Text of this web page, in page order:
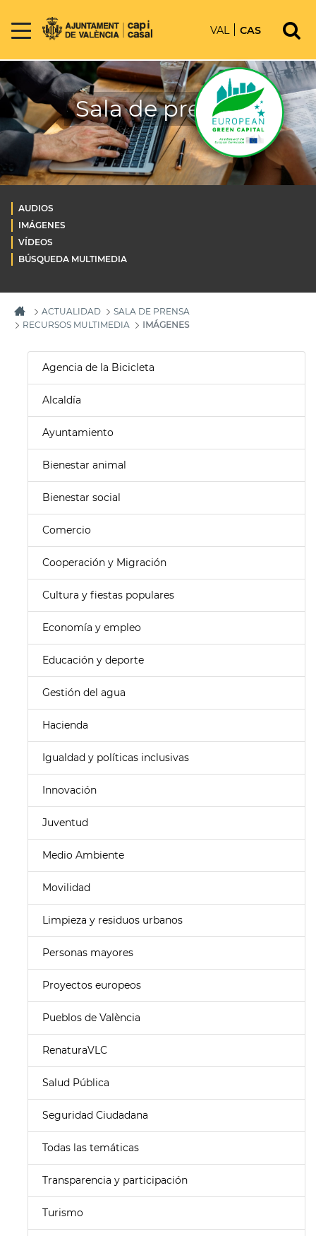
VAL CAS
Sala de prensa
AUDIOS
IMÁGENES
VÍDEOS
BÚSQUEDA MULTIMEDIA
ACTUALIDAD
SALA DE PRENSA
RECURSOS MULTIMEDIA
IMÁGENES
Agencia de la Bicicleta
Alcaldía
Ayuntamiento
Bienestar animal
Bienestar social
Comercio
Cooperación y Migración
Cultura y fiestas populares
Economía y empleo
Educación y deporte
Gestión del agua
Hacienda
Igualdad y políticas inclusivas
Innovación
Juventud
Medio Ambiente
Movilidad
Limpieza y residuos urbanos
Personas mayores
Proyectos europeos
Pueblos de València
RenaturaVLC
Salud Pública
Seguridad Ciudadana
Todas las temáticas
Transparencia y participación
Turismo